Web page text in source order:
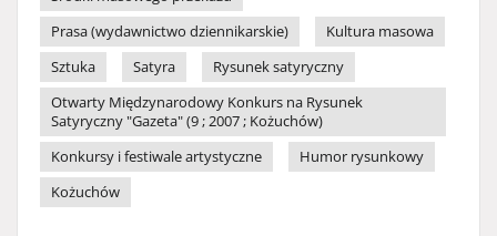
Prasa (wydawnictwo dziennikarskie)
Kultura masowa
Sztuka
Satyra
Rysunek satyryczny
Otwarty Międzynarodowy Konkurs na Rysunek
Satyryczny "Gazeta" (9 ; 2007 ; Kożuchów)
Konkursy i festiwale artystyczne
Humor rysunkowy
Kożuchów